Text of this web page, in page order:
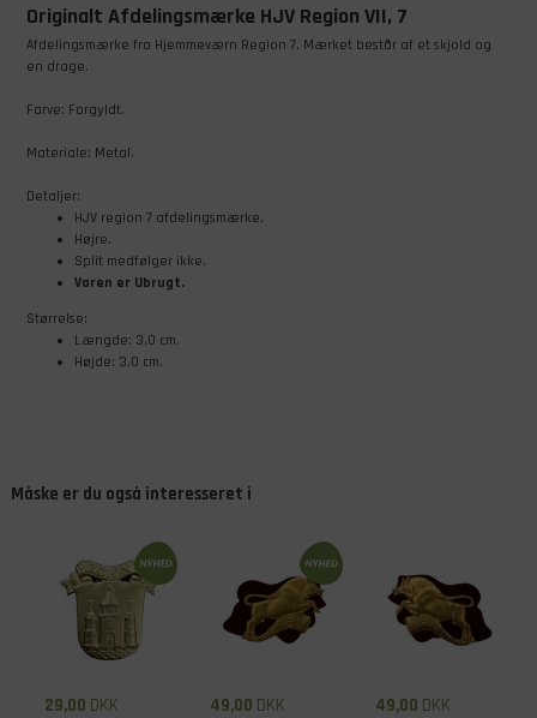
Originalt Afdelingsmærke HJV Region VII, 7
Afdelingsmærke fra Hjemmeværn Region 7. Mærket består af et skjold og
en drage.
Farve: Forgyldt.
Materiale: Metal.
Detaljer:
HJV region 7 afdelingsmærke.
Højre.
Split medfølger ikke.
Varen er Ubrugt.
Størrelse:
Længde: 3,0 cm.
Højde: 3,0 cm.
Måske er du også interesseret i
29,00 DKK 49,00 DKK 49,00 DKK